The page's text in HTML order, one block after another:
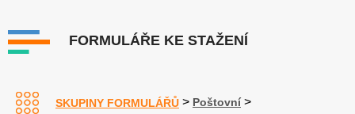
FORMULÁŘE KE STAŽENÍ
SKUPINY FORMULÁŘŮ > Poštovní >